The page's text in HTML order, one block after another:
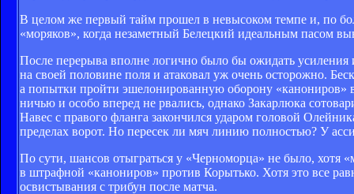
В целом же первый тайм прошел в невысоком темпе и, по
«моряков», когда незаметный Белецкий идеальным пасом
После перерыва вполне логично было бы ожидать
на своей половине поля и атаковал уж очень осторожно.
а попытки пройти эшелонированную оборону «канониров»
ничью и особо вперед не рвались, однако Закарлюка
Навес с правого фланга закончился ударом головой
пределах ворот. Но пересек ли мяч линию полностью? У
По сути, шансов отыграться у «Черноморца» не было, хотя
в штрафной «канониров» против Корытько. Хотя это все
освистывания с трибун после матча.